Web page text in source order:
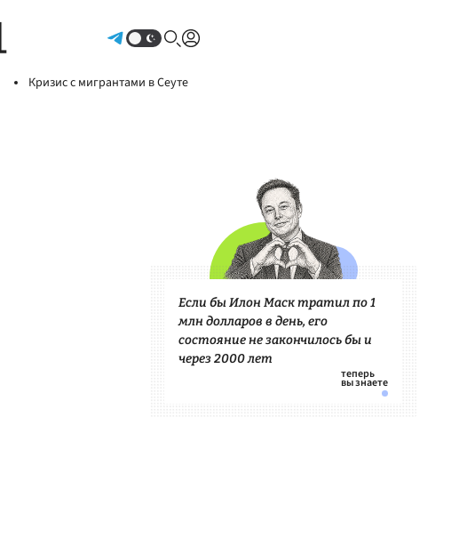
Кризис с мигрантами в Сеуте
Если бы Илон Маск тратил по 1
млн долларов в день, его
состояние не закончилось бы и
через 2000 лет